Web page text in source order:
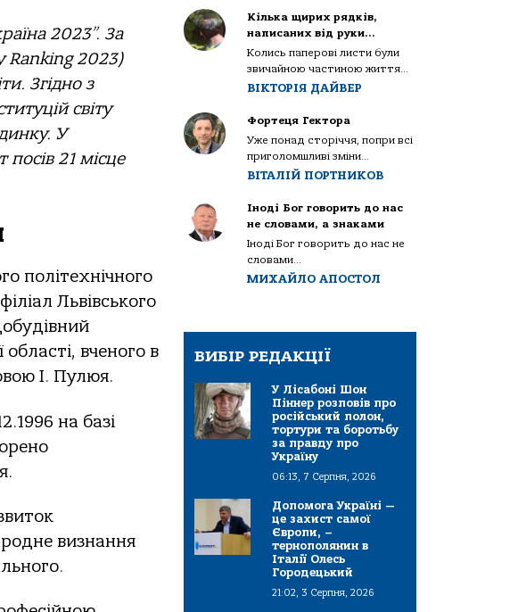
2023”. За
Ranking 2023)
Згідно з
світу
У
посів 21 місце
політехнічного
Львівського
вченого в
І. Пулюя.
на базі
визнання
Кілька щирих рядків,
написаних від руки…
Колись паперові листи були
звичайною частиною життя...
ВІКТОРІЯ ДАЙВЕР
Фортеця Гектора
Уже понад сторіччя, попри всі
приголомшливі зміни...
ВІТАЛІЙ ПОРТНИКОВ
Іноді Бог говорить до нас
не словами, а знаками
Іноді Бог говорить до нас не
словами...
МИХАЙЛО АПОСТОЛ
ВИБІР РЕДАКЦІЇ
У Лісабоні Шон
Піннер розповів про
російський полон,
тортури та боротьбу
за правду про
Україну
06:13, 7 Серпня, 2026
Допомога Україні —
це захист самої
Європи, –
тернополянин в
Італії Олесь
Городецький
21:02, 3 Серпня, 2026